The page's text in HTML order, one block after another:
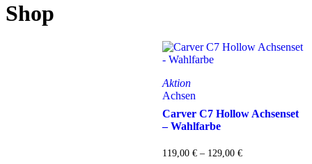
Shop
Aktion
Achsen
Carver C7 Hollow Achsenset
– Wahlfarbe
119,00 € – 129,00 €Preisspanne: